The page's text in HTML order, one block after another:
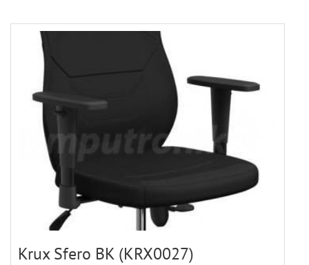
Krux Sfero BK (KRX0027)